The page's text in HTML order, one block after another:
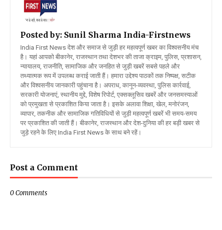
Posted by: Sunil Sharma India-Firstnews
India First News देश और समाज से जुड़ी हर महत्वपूर्ण खबर का विश्वसनीय मंच
है। यहां आपको बीकानेर, राजस्थान तथा देशभर की ताजा क्राइम, पुलिस, प्रशासन,
न्यायालय, राजनीति, सामाजिक और जनहित से जुड़ी खबरें सबसे पहले और
तथ्यात्मक रूप में उपलब्ध कराई जाती हैं। हमारा उद्देश्य पाठकों तक निष्पक्ष, सटीक
और विश्वसनीय जानकारी पहुंचाना है। अपराध, कानून-व्यवस्था, पुलिस कार्रवाई,
सरकारी योजनाएं, स्थानीय मुद्दे, विशेष रिपोर्ट, एक्सक्लूसिव खबरें और जनसमस्याओं
को प्रमुखता से प्रकाशित किया जाता है। इसके अलावा शिक्षा, खेल, मनोरंजन,
व्यापार, तकनीक और सामाजिक गतिविधियों से जुड़ी महत्वपूर्ण खबरें भी समय-समय
पर प्रकाशित की जाती हैं। बीकानेर, राजस्थान और देश-दुनिया की हर बड़ी खबर से
जुड़े रहने के लिए India First News के साथ बने रहें।
Post a Comment
0 Comments